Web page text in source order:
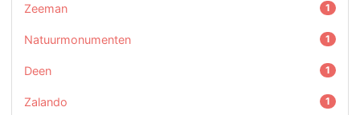
Zeeman 1
Natuurmonumenten 1
Deen 1
Zalando 1